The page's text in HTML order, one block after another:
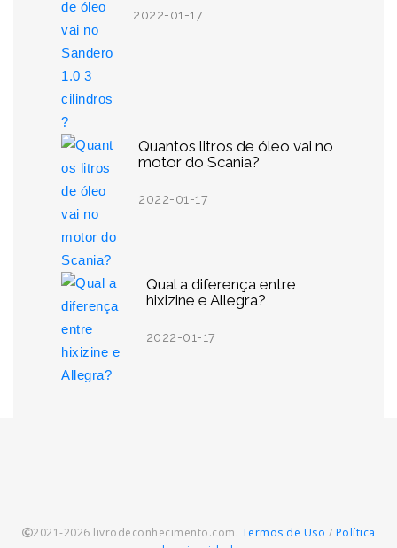
2022-01-17
Quantos litros de óleo vai no
motor do Scania?
2022-01-17
Qual a diferença entre
hixizine e Allegra?
2022-01-17
2021-2026 livrodeconhecimento.com. Termos de Uso / Política